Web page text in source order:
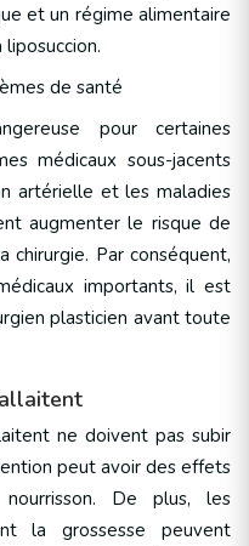
et un régime alimentaire
de santé
pour certaines
médicaux sous-jacents
artérielle et les maladies
augmenter le risque de
chirurgie. Par conséquent,
importants, il est
plasticien avant toute
ne doivent pas subir
peut avoir des effets
De plus, les
la grossesse peuvent